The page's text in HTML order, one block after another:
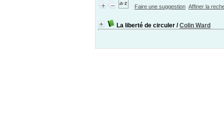
Faire une suggestion Affiner la
La liberté de circuler /Colin Ward